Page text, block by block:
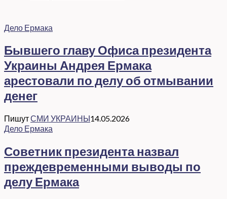
Дело Ермака
Бывшего главу Офиса президента
Украины Андрея Ермака
арестовали по делу об отмывании
денег
ПишутСМИ УКРАИНЫ14.05.2026
Дело Ермака
Советник президента назвал
преждевременными выводы по
делу Ермака